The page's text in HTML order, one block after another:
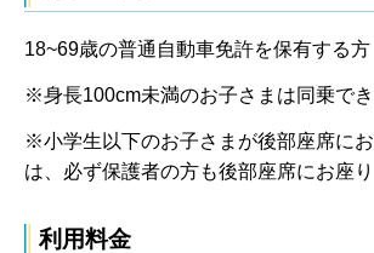
18~69歳の普通自動車免許を保有する方
※身長100cm未満のお子さまは同乗でき
※小学生以下のお子さまが後部座席に
は、必ず保護者の方も後部座席にお座り
利用料金